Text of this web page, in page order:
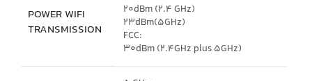
POWER WIFI
TRANSMISSION
20dBm (2.4 GHz)
23dBm(5GHz)
FCC:
30dBm (2.4GHz plus 5GHz)